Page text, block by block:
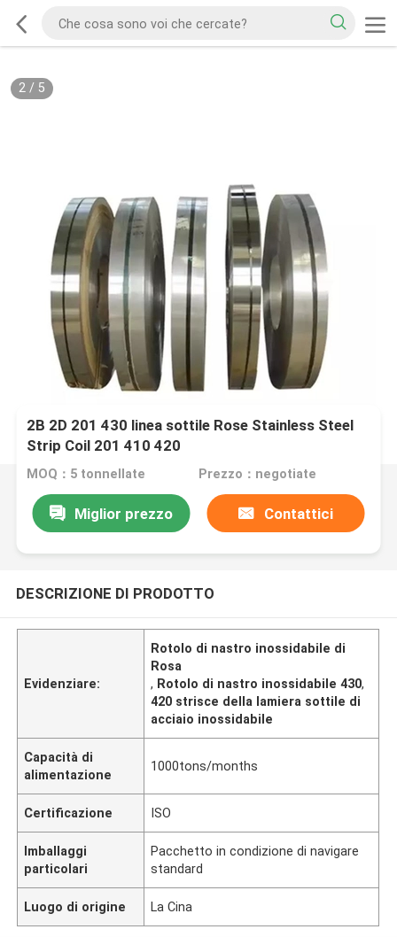
2/ 5
2B 2D 201 430 linea sottile Rose Stainless Steel
Strip Coil 201 410 420
MOQ：5 tonnellate Prezzo：negotiate
Miglior prezzo Contattici
DESCRIZIONE DI PRODOTTO
Evidenziare:
Rotolo di nastro inossidabile di
Rosa
, Rotolo di nastro inossidabile 430,
420 strisce della lamiera sottile di
acciaio inossidabile
Capacità di
alimentazione
1000tons/months
Certificazione ISO
Imballaggi
particolari
Pacchetto in condizione di navigare
standard
Luogo di origine La Cina